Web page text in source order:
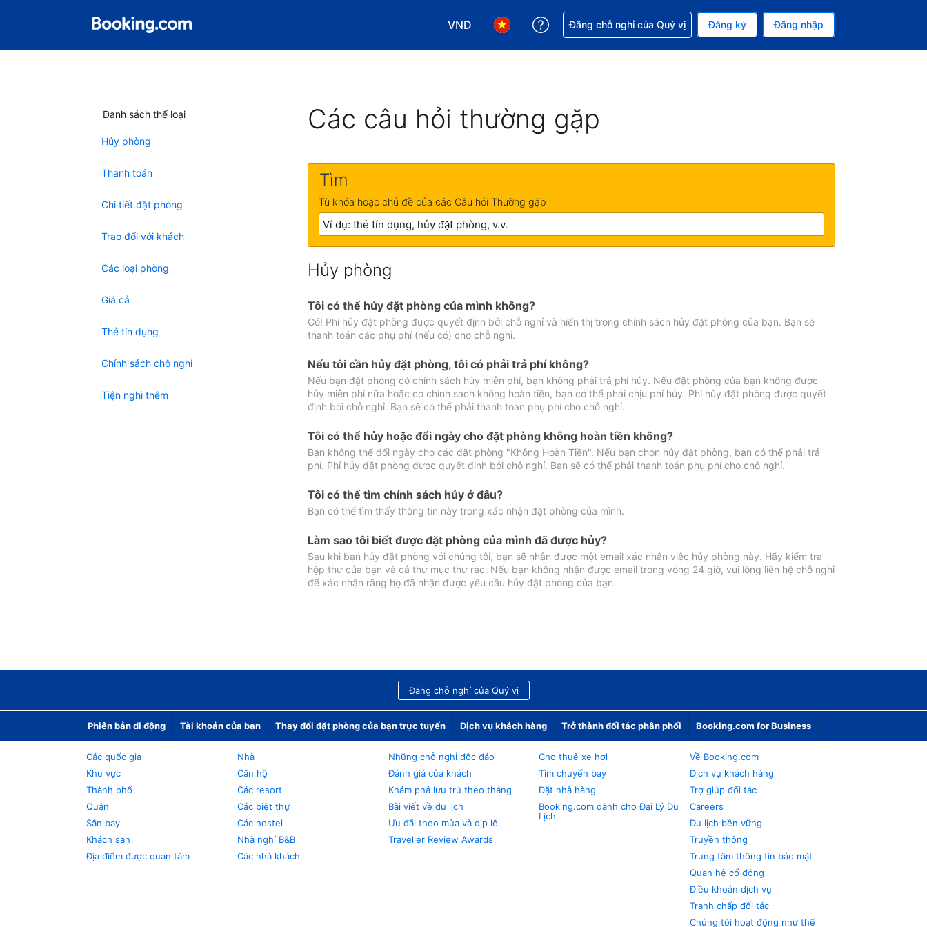
VND
Chọn loại tiền tệ của bạn. Loại tiền tệ hiện tại của bạn là Đồng
Chọn ngôn ngữ của bạn. Ngôn ngữ hiện tại của bạn là Tiếng Việt
Nhận trợ giúp với đặt chỗ
Đăng chỗ nghỉ của Quý vị Đăng ký Đăng nhập
Danh sách thể loại
Hủy phòng
Thanh toán
Chi tiết đặt phòng
Trao đổi với khách
Các loại phòng
Giá cả
Thẻ tín dụng
Chính sách chỗ nghỉ
Tiện nghi thêm
Các câu hỏi thường gặp
Tìm
Từ khóa hoặc chủ đề của các Câu hỏi Thường gặp
Hủy phòng
Tôi có thể hủy đặt phòng của mình không?
Có! Phí hủy đặt phòng được quyết định bởi chỗ nghỉ và hiển thị trong chính sách hủy đặt phòng của bạn. Bạn sẽ
thanh toán các phụ phí (nếu có) cho chỗ nghỉ.
Nếu tôi cần hủy đặt phòng, tôi có phải trả phí không?
Nếu bạn đặt phòng có chính sách hủy miễn phí, bạn không phải trả phí hủy. Nếu đặt phòng của bạn không được
hủy miễn phí nữa hoặc có chính sách không hoàn tiền, bạn có thể phải chịu phí hủy. Phí hủy đặt phòng được quyết
định bởi chỗ nghỉ. Bạn sẽ có thể phải thanh toán phụ phí cho chỗ nghỉ.
Tôi có thể hủy hoặc đổi ngày cho đặt phòng không hoàn tiền không?
Bạn không thể đổi ngày cho các đặt phòng "Không Hoàn Tiền". Nếu bạn chọn hủy đặt phòng, bạn có thể phải trả
phí. Phí hủy đặt phòng được quyết định bởi chỗ nghỉ. Bạn sẽ có thể phải thanh toán phụ phí cho chỗ nghỉ.
Tôi có thể tìm chính sách hủy ở đâu?
Bạn có thể tìm thấy thông tin này trong xác nhận đặt phòng của mình.
Làm sao tôi biết được đặt phòng của mình đã được hủy?
Sau khi bạn hủy đặt phòng với chúng tôi, bạn sẽ nhận được một email xác nhận việc hủy phòng này. Hãy kiểm tra
hộp thư của bạn và cả thư mục thư rác. Nếu bạn không nhận được email trong vòng 24 giờ, vui lòng liên hệ chỗ nghỉ
để xác nhận rằng họ đã nhận được yêu cầu hủy đặt phòng của bạn.
Đăng chỗ nghỉ của Quý vị
Phiên bản di động Tài khoản của bạn Thay đổi đặt phòng của bạn trực tuyến Dịch vụ khách hàng Trở thành đối tác phân phối Booking.com for Business
Các quốc gia
Khu vực
Thành phố
Quận
Sân bay
Khách sạn
Địa điểm được quan tâm
Nhà
Căn hộ
Các resort
Các biệt thự
Các hostel
Nhà nghỉ B&B
Các nhà khách
Những chỗ nghỉ độc đáo
Đánh giá của khách
Khám phá lưu trú theo tháng
Bài viết về du lịch
Ưu đãi theo mùa và dịp lễ
Traveller Review Awards
Cho thuê xe hơi
Tìm chuyến bay
Đặt nhà hàng
Booking.com dành cho Đại Lý Du
Lịch
Về Booking.com
Dịch vụ khách hàng
Trợ giúp đối tác
Careers
Du lịch bền vững
Truyền thông
Trung tâm thông tin bảo mật
Quan hệ cổ đông
Điều khoản dịch vụ
Tranh chấp đối tác
Chúng tôi hoạt động như thế